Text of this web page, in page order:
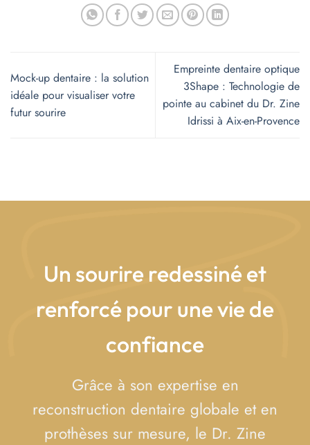
Mock-up dentaire : la solution
idéale pour visualiser votre
futur sourire
Empreinte dentaire optique
3Shape : Technologie de
pointe au cabinet du Dr. Zine
Idrissi à Aix-en-Provence
Un sourire redessiné et
renforcé pour une vie de
confiance
Grâce à son expertise en
reconstruction dentaire globale et en
prothèses sur mesure, le Dr. Zine